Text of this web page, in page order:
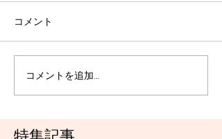
コメント
コメントを追加…